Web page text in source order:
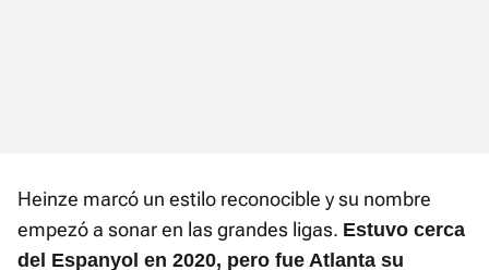
Heinze marcó un estilo reconocible y su nombre
empezó a sonar en las grandes ligas. Estuvo cerca
del Espanyol en 2020, pero fue Atlanta su